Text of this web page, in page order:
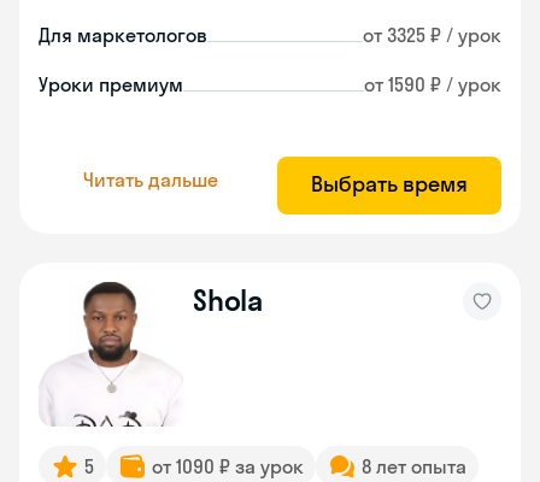
Для маркетологов от 3325 ₽ / урок
Уроки премиум от 1590 ₽ / урок
Читать дальше Выбрать время
Shola
5 от 1090 ₽ за урок 8 лет опыта